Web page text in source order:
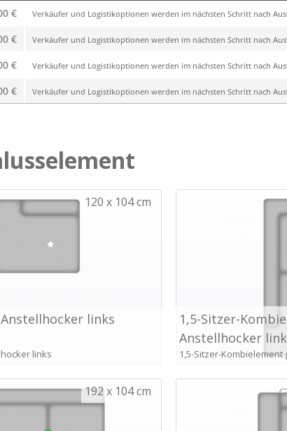
*
€ Verkäufer und Logistikoptionen werden im nächsten Schritt nach
€ Verkäufer und Logistikoptionen werden im nächsten Schritt nach
€ Verkäufer und Logistikoptionen werden im nächsten Schritt nach
€ Verkäufer und Logistikoptionen werden im nächsten Schritt nach